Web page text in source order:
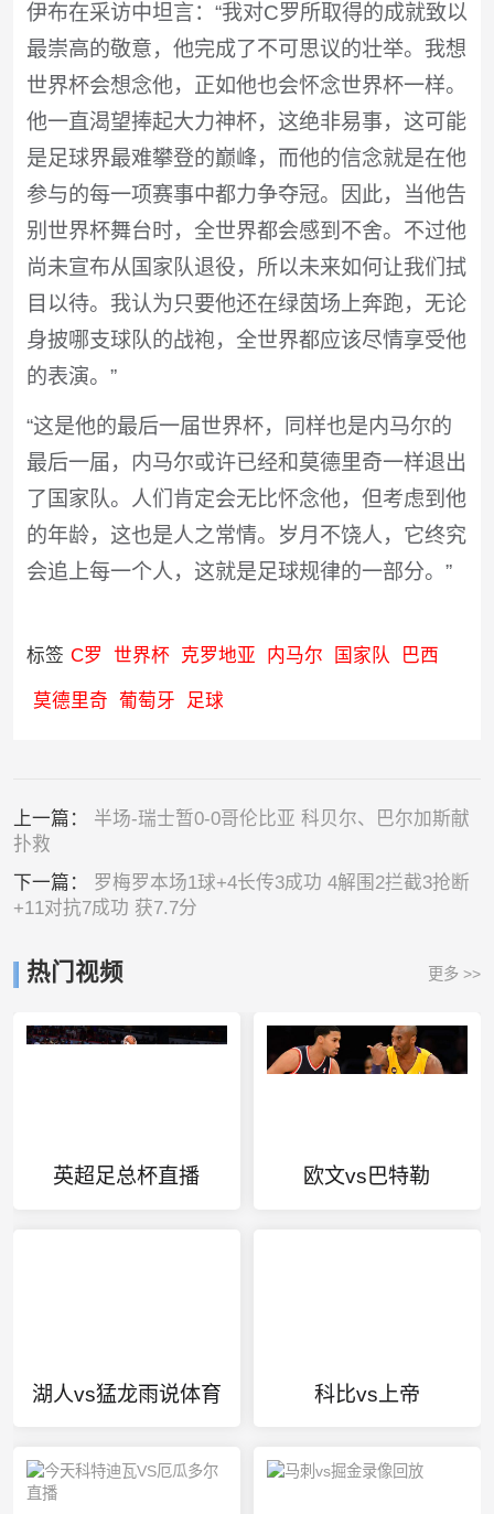
伊布在采访中坦言：“我对C罗所取得的成就致以
最崇高的敬意，他完成了不可思议的壮举。我想
世界杯会想念他，正如他也会怀念世界杯一样。
他一直渴望捧起大力神杯，这绝非易事，这可能
是足球界最难攀登的巅峰，而他的信念就是在他
参与的每一项赛事中都力争夺冠。因此，当他告
别世界杯舞台时，全世界都会感到不舍。不过他
尚未宣布从国家队退役，所以未来如何让我们拭
目以待。我认为只要他还在绿茵场上奔跑，无论
身披哪支球队的战袍，全世界都应该尽情享受他
的表演。”
“这是他的最后一届世界杯，同样也是内马尔的
最后一届，内马尔或许已经和莫德里奇一样退出
了国家队。人们肯定会无比怀念他，但考虑到他
的年龄，这也是人之常情。岁月不饶人，它终究
会追上每一个人，这就是足球规律的一部分。”
标签 C罗 世界杯 克罗地亚 内马尔 国家队 巴西
莫德里奇 葡萄牙 足球
上一篇： 半场-瑞士暂0-0哥伦比亚 科贝尔、巴尔加斯献
扑救
下一篇： 罗梅罗本场1球+4长传3成功 4解围2拦截3抢断
+11对抗7成功 获7.7分
热门视频 更多 >>
英超足总杯直播 欧文vs巴特勒
湖人vs猛龙雨说体育 科比vs上帝